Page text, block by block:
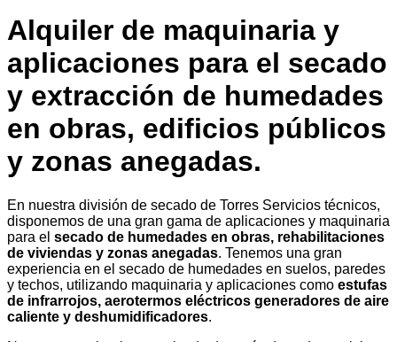
Alquiler de maquinaria y
aplicaciones para el secado
y extracción de humedades
en obras, edificios públicos
y zonas anegadas.
En nuestra división de secado de Torres Servicios técnicos,
disponemos de una gran gama de aplicaciones y maquinaria
para el secado de humedades en obras, rehabilitaciones
de viviendas y zonas anegadas. Tenemos una gran
experiencia en el secado de humedades en suelos, paredes
y techos, utilizando maquinaria y aplicaciones como estufas
de infrarrojos, aerotermos eléctricos generadores de aire
caliente y deshumidificadores.